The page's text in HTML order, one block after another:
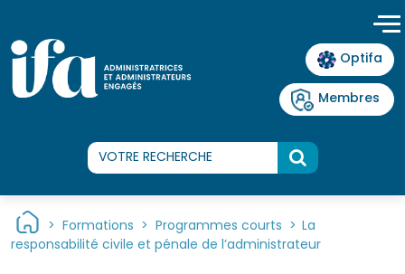
Optifa
Membres
> Formations > Programmes courts > La
responsabilité civile et pénale de l’administrateur